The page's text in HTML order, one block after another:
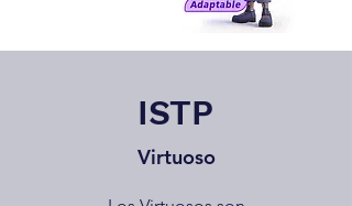
ISTP
Virtuoso